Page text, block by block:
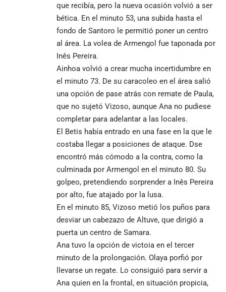
que recibía, pero la nueva ocasión volvió a ser
bética. En el minuto 53, una subida hasta el
fondo de Santoro le permitió poner un centro
al área. La volea de Armengol fue taponada por
Inês Pereira.
Ainhoa volvió a crear mucha incertidumbre en
el minuto 73. De su caracoleo en el área salió
una opción de pase atrás con remate de Paula,
que no sujetó Vizoso, aunque Ana no pudiese
completar para adelantar a las locales.
El Betis había entrado en una fase en la que le
costaba llegar a posiciones de ataque. Dse
encontró más cómodo a la contra, como la
culminada por Armengol en el minuto 80. Su
golpeo, pretendiendo sorprender a Inês Pereira
por alto, fue atajado por la lusa.
En el minuto 85, Vizoso metió los puños para
desviar un cabezazo de Altuve, que dirigió a
puerta un centro de Samara.
Ana tuvo la opción de victoia en el tercer
minuto de la prolongación. Olaya porfió por
llevarse un regate. Lo consiguió para servir a
Ana quien en la frontal, en situación propicia,